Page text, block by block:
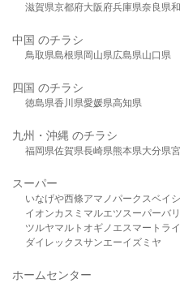
滋賀県京都府大阪府兵庫県奈良県
中国 のチラシ
鳥取県島根県岡山県広島県山口県
四国 のチラシ
徳島県香川県愛媛県高知県
九州・沖縄 のチラシ
福岡県佐賀県長崎県熊本県大分県
スーパー
いなげや西條アマノパークスベイ
イオンカスミ マルエツスーパーバ
ツルヤマルト オギノ エスマート ラ
ダイレックスサンエーイズミヤ
ホームセンター